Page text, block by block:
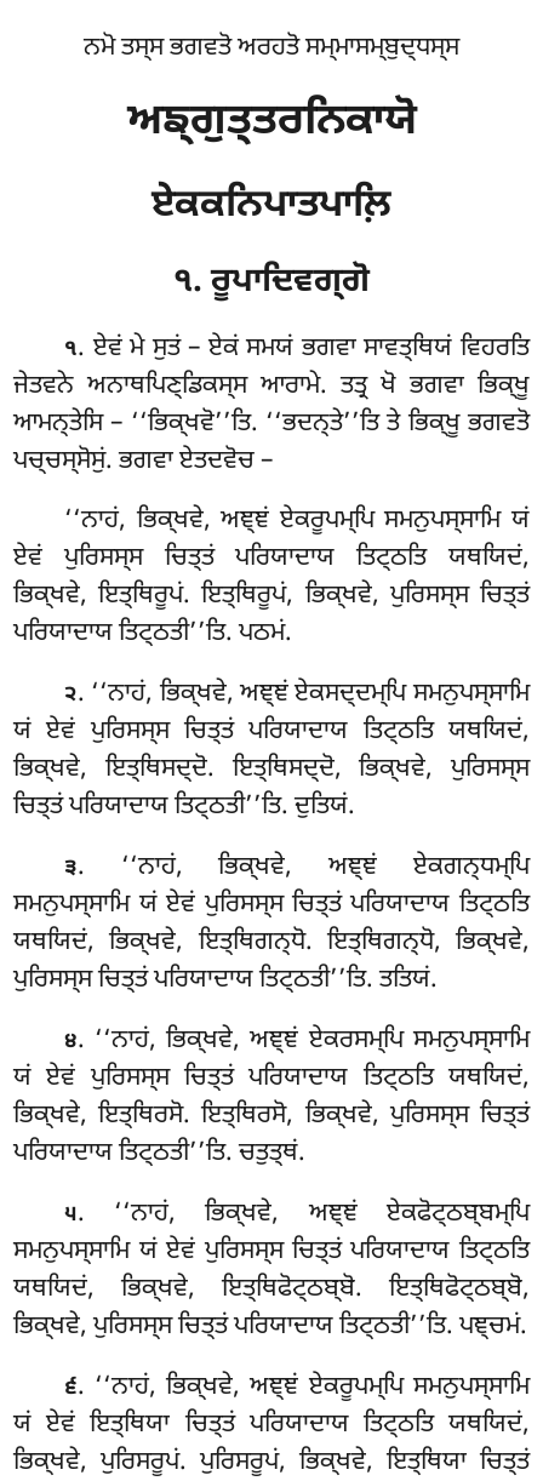
ਨਮੋ ਤਸ੍ਸ ਭਗਵਤੋ ਅਰਹਤੋ ਸਮ੍ਮਾਸਮ੍ਬੁਦ੍ਧਸ੍ਸ
ਅਙ੍ਗੁਤ੍ਤਰਨਿਕਾਯੋ
ਏਕਕਨਿਪਾਤਪਾਲ਼ਿ
੧. ਰੂਪਾਦਿਵਗ੍ਗੋ
੧. ਏਵਂਮੇ ਸੁਤਂ – ਏਕਂ ਸਮਯਂ ਭਗਵਾ ਸਾਵਤ੍ਥਿਯਂ ਵਿਹਰਤਿ
ਜੇਤਵਨੇ ਅਨਾਥਪਿਣ੍ਡਿਕਸ੍ਸ ਆਰਾਮੇ. ਤਤ੍ਰ ਖੋ ਭਗਵਾ ਭਿਕ੍ਖੂ
ਆਮਨ੍ਤੇਸਿ – ‘‘ਭਿਕ੍ਖਵੋ’’ਤਿ. ‘‘ਭਦਨ੍ਤੇ’’ਤਿ ਤੇ ਭਿਕ੍ਖੂ ਭਗਵਤੋ
ਪਚ੍ਚਸ੍ਸੋਸੁਂ. ਭਗਵਾ ਏਤਦਵੋਚ –
‘‘ਨਾਹਂ, ਭਿਕ੍ਖਵੇ, ਅਞ੍ਞਂ ਏਕਰੂਪਮ੍ਪਿ ਸਮਨੁਪਸ੍ਸਾਮਿ ਯਂ
ਏਵਂ ਪੁਰਿਸਸ੍ਸ ਚਿਤ੍ਤਂ ਪਰਿਯਾਦਾਯ ਤਿਟ੍ਠਤਿ ਯਥਯਿਦਂ,
ਭਿਕ੍ਖਵੇ, ਇਤ੍ਥਿਰੂਪਂ. ਇਤ੍ਥਿਰੂਪਂ, ਭਿਕ੍ਖਵੇ, ਪੁਰਿਸਸ੍ਸ ਚਿਤ੍ਤਂ
ਪਰਿਯਾਦਾਯ ਤਿਟ੍ਠਤੀ’’ਤਿ. ਪਠਮਂ.
੨. ‘‘ਨਾਹਂ, ਭਿਕ੍ਖਵੇ, ਅਞ੍ਞਂ ਏਕਸਦ੍ਦਮ੍ਪਿ ਸਮਨੁਪਸ੍ਸਾਮਿ
ਯਂ ਏਵਂ ਪੁਰਿਸਸ੍ਸ ਚਿਤ੍ਤਂ ਪਰਿਯਾਦਾਯਤਿਟ੍ਠਤਿ ਯਥਯਿਦਂ,
ਭਿਕ੍ਖਵੇ, ਇਤ੍ਥਿਸਦ੍ਦੋ. ਇਤ੍ਥਿਸਦ੍ਦੋ, ਭਿਕ੍ਖਵੇ, ਪੁਰਿਸਸ੍ਸ
ਚਿਤ੍ਤਂ ਪਰਿਯਾਦਾਯ ਤਿਟ੍ਠਤੀ’’ਤਿ. ਦੁਤਿਯਂ.
੩. ‘‘ਨਾਹਂ, ਭਿਕ੍ਖਵੇ, ਅਞ੍ਞਂ ਏਕਗਨ੍ਧਮ੍ਪਿ
ਸਮਨੁਪਸ੍ਸਾਮਿ ਯਂ ਏਵਂ ਪੁਰਿਸਸ੍ਸ ਚਿਤ੍ਤਂ ਪਰਿਯਾਦਾਯ ਤਿਟ੍ਠਤਿ
ਯਥਯਿਦਂ, ਭਿਕ੍ਖਵੇ, ਇਤ੍ਥਿਗਨ੍ਧੋ. ਇਤ੍ਥਿਗਨ੍ਧੋ, ਭਿਕ੍ਖਵੇ,
ਪੁਰਿਸਸ੍ਸ ਚਿਤ੍ਤਂ ਪਰਿਯਾਦਾਯ ਤਿਟ੍ਠਤੀ’’ਤਿ. ਤਤਿਯਂ.
੪. ‘‘ਨਾਹਂ, ਭਿਕ੍ਖਵੇ, ਅਞ੍ਞਂ ਏਕਰਸਮ੍ਪਿ ਸਮਨੁਪਸ੍ਸਾਮਿ
ਯਂ ਏਵਂ ਪੁਰਿਸਸ੍ਸ ਚਿਤ੍ਤਂ ਪਰਿਯਾਦਾਯ ਤਿਟ੍ਠਤਿ ਯਥਯਿਦਂ,
ਭਿਕ੍ਖਵੇ, ਇਤ੍ਥਿਰਸੋ. ਇਤ੍ਥਿਰਸੋ, ਭਿਕ੍ਖਵੇ, ਪੁਰਿਸਸ੍ਸ ਚਿਤ੍ਤਂ
ਪਰਿਯਾਦਾਯ ਤਿਟ੍ਠਤੀ’’ਤਿ. ਚਤੁਤ੍ਥਂ.
੫. ‘‘ਨਾਹਂ, ਭਿਕ੍ਖਵੇ, ਅਞ੍ਞਂ ਏਕਫੋਟ੍ਠਬ੍ਬਮ੍ਪਿ
ਸਮਨੁਪਸ੍ਸਾਮਿ ਯਂ ਏਵਂ ਪੁਰਿਸਸ੍ਸ ਚਿਤ੍ਤਂ ਪਰਿਯਾਦਾਯ ਤਿਟ੍ਠਤਿ
ਯਥਯਿਦਂ, ਭਿਕ੍ਖਵੇ, ਇਤ੍ਥਿਫੋਟ੍ਠਬ੍ਬੋ. ਇਤ੍ਥਿਫੋਟ੍ਠਬ੍ਬੋ,
ਭਿਕ੍ਖਵੇ, ਪੁਰਿਸਸ੍ਸ ਚਿਤ੍ਤਂ ਪਰਿਯਾਦਾਯ ਤਿਟ੍ਠਤੀ’’ਤਿ. ਪਞ੍ਚਮਂ.
੬. ‘‘ਨਾਹਂ, ਭਿਕ੍ਖਵੇ, ਅਞ੍ਞਂ ਏਕਰੂਪਮ੍ਪਿ ਸਮਨੁਪਸ੍ਸਾਮਿ
ਯਂ ਏਵਂ ਇਤ੍ਥਿਯਾ ਚਿਤ੍ਤਂ ਪਰਿਯਾਦਾਯ ਤਿਟ੍ਠਤਿ ਯਥਯਿਦਂ,
ਭਿਕ੍ਖਵੇ, ਪੁਰਿਸਰੂਪਂ. ਪੁਰਿਸਰੂਪਂ, ਭਿਕ੍ਖਵੇ, ਇਤ੍ਥਿਯਾ ਚਿਤ੍ਤਂ